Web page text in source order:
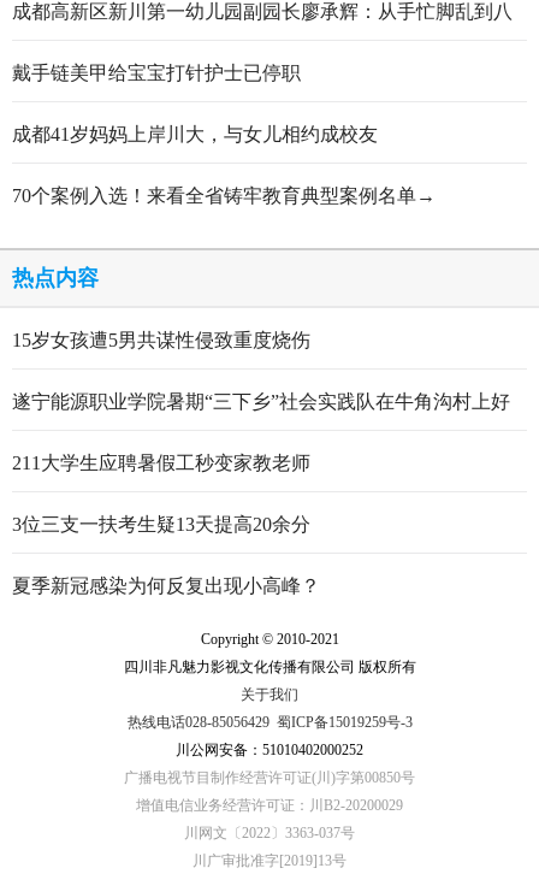
成都高新区新川第一幼儿园副园长廖承辉：从手忙脚乱到八
戴手链美甲给宝宝打针护士已停职
成都41岁妈妈上岸川大，与女儿相约成校友
70个案例入选！来看全省铸牢教育典型案例名单→
热点内容
15岁女孩遭5男共谋性侵致重度烧伤
遂宁能源职业学院暑期“三下乡”社会实践队在牛角沟村上好
211大学生应聘暑假工秒变家教老师
3位三支一扶考生疑13天提高20余分
夏季新冠感染为何反复出现小高峰？
Copyright © 2010-2021
四川非凡魅力影视文化传播有限公司 版权所有
关于我们
热线电话028-85056429 蜀ICP备15019259号-3
川公网安备：51010402000252
广播电视节目制作经营许可证(川)字第00850号
增值电信业务经营许可证：川B2-20200029
川网文〔2022〕3363-037号
川广审批准字[2019]13号